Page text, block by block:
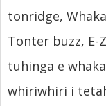
tonridge,
Tonter buzz, E-
tuhinga e
whiriwhiri i